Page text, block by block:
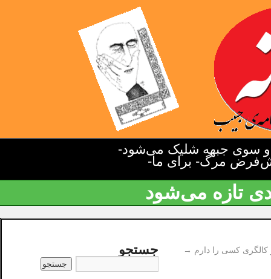
سوی جبهه شلیک می‌شود-
مرگ- برای ما-
تازه می‌شود
کسی را دارم → جستجو